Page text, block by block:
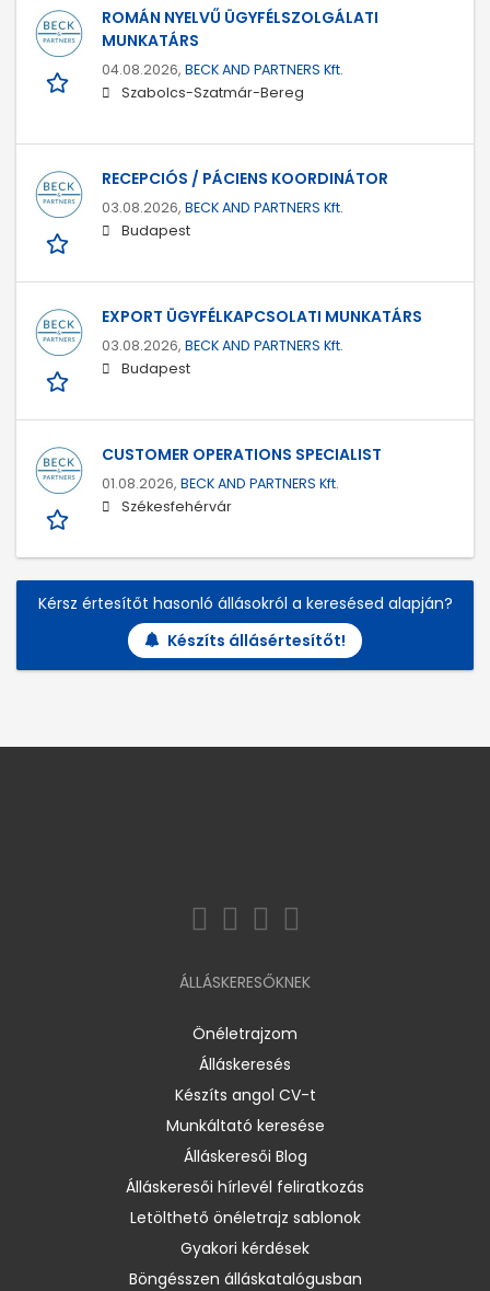
ROMÁN NYELVŰ ÜGYFÉLSZOLGÁLATI
MUNKATÁRS
04.08.2026, BECK AND PARTNERS Kft.
Szabolcs-Szatmár-Bereg
RECEPCIÓS / PÁCIENS KOORDINÁTOR
03.08.2026, BECK AND PARTNERS Kft.
Budapest
EXPORT ÜGYFÉLKAPCSOLATI MUNKATÁRS
03.08.2026, BECK AND PARTNERS Kft.
Budapest
CUSTOMER OPERATIONS SPECIALIST
01.08.2026, BECK AND PARTNERS Kft.
Székesfehérvár
Kérsz értesítőt hasonló állásokról a keresésed alapján?
Készíts állásértesítőt!
ÁLLÁSKERESŐKNEK
Önéletrajzom
Álláskeresés
Készíts angol CV-t
Munkáltató keresése
Álláskeresői Blog
Álláskeresői hírlevél feliratkozás
Letölthető önéletrajz sablonok
Gyakori kérdések
Böngésszen álláskatalógusban